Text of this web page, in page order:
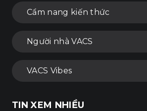
Cẩm nang kiến thức
Người nhà VACS
VACS Vibes
TIN XEM NHIỀU